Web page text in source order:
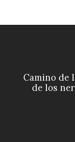
Camino de
de los